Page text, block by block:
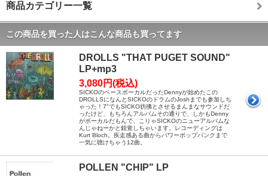
商品カテゴリー一覧
この商品を買った人はこんな商品も買ってます
DROLLS "THAT PUGET SOUND"
LP+mp3
3,080円(税込)
SICKOのベースボーカルだったDennyが始めたこの
DROLLSになんとSICKOのドラムのJoshまでも参加しち
ゃった！7"でもSICKO彷彿とさせるまんまなサウンドだ
ったけど、もちろんアルバムその通りで、しかもDenny
がボーカルだもんで、こりゃSICKOのニューアルバムな
んじゃねーかと錯覚しちゃいます。レコーディングは
Kurt Bloch。疾走感ある曲からパワーポップパンクまで
一気に聴けちゃう12曲。
POLLEN "CHIP" LP